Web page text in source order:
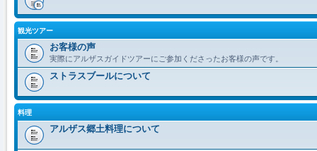
観光ツアー
お客様の声
実際にアルザスガイドツアーにご参加くださったお客様の声です。
ストラスブールについて
料理
アルザス郷土料理について